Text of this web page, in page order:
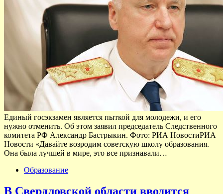
Единый госэкзамен является пыткой для молодежи, и его
нужно отменить. Об этом заявил председатель Следственного
комитета РФ Александр Бастрыкин. Фото: РИА НовостиРИА
Новости «Давайте возродим советскую школу образования.
Она была лучшей в мире, это все признавали…
Образование
В Свердловской области вводится